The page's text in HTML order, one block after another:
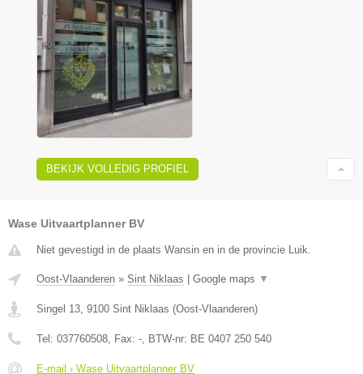
BEKIJK VOLLEDIG PROFIEL
Wase Uitvaartplanner BV
Niet gevestigd in de plaats Wansin en in de provincie Luik.
Oost-Vlaanderen » Sint Niklaas Google maps ▼
Singel 13 9100 Sint Niklaas (Oost-Vlaanderen)
Tel: 037760508 , Fax: - , BTW-nr: BE 0407 250 540
E-mail › Wase Uitvaartplanner BV